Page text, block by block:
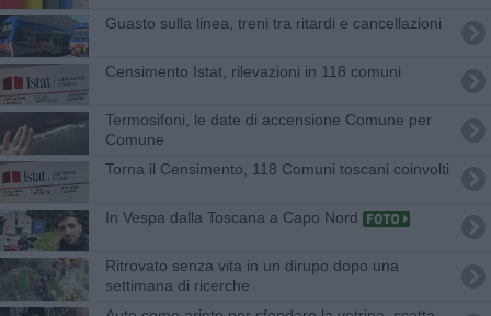
Guasto sulla linea, treni tra ritardi e cancellazioni
Censimento Istat, rilevazioni in 118 comuni
Termosifoni, le date di accensione Comune per
Comune
Torna il Censimento, 118 Comuni toscani coinvolti
In Vespa dalla Toscana a Capo Nord
Ritrovato senza vita in un dirupo dopo una
settimana di ricerche